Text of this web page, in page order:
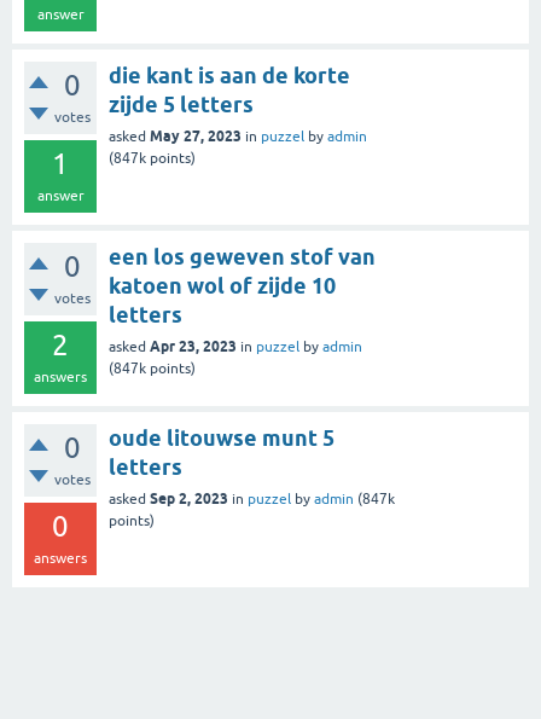
answer
0
votes
1
answer
die kant is aan de korte
zijde 5 letters
asked May 27, 2023 in puzzel by admin
(847k points)
0
votes
2
answers
een los geweven stof van
katoen wol of zijde 10
letters
asked Apr 23, 2023 in puzzel by admin
(847k points)
0
votes
0
answers
oude litouwse munt 5
letters
asked Sep 2, 2023 in puzzel by admin (847k
points)